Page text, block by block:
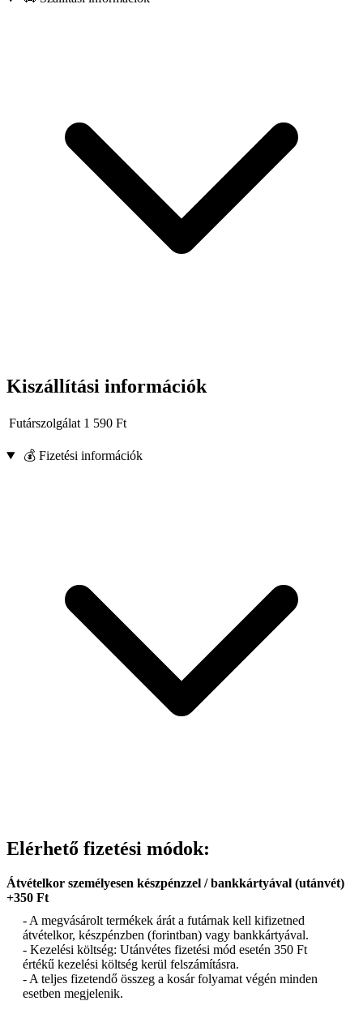
Kiszállítási információk
Futárszolgálat 1 590 Ft
💰 Fizetési információk
Elérhető fizetési módok:
Átvételkor személyesen készpénzzel / bankkártyával (utánvét)
+350 Ft
- A megvásárolt termékek árát a futárnak kell kifizetned
átvételkor, készpénzben (forintban) vagy bankkártyával.
- Kezelési költség: Utánvétes fizetési mód esetén 350 Ft
értékű kezelési költség kerül felszámításra.
- A teljes fizetendő összeg a kosár folyamat végén minden
esetben megjelenik.